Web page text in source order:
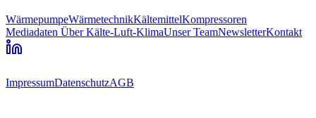
WärmepumpeWärmetechnikKältemittelKompressoren
Mediadaten Über Kälte-Luft-KlimaUnser TeamNewsletterKontakt
ImpressumDatenschutzAGB